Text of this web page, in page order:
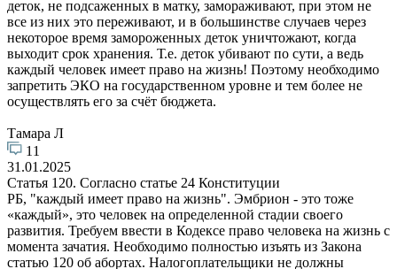
деток, не подсаженных в матку, замораживают, при этом не
все из них это переживают, и в большинстве случаев через
некоторое время замороженных деток уничтожают, когда
выходит срок хранения. Т.е. деток убивают по сути, а ведь
каждый человек имеет право на жизнь! Поэтому необходимо
запретить ЭКО на государственном уровне и тем более не
осуществлять его за счёт бюджета.
Тамара Л
11
31.01.2025
Статья 120. Согласно статье 24 Конституции
РБ, "каждый имеет право на жизнь". Эмбрион - это тоже
«каждый», это человек на определенной стадии своего
развития. Требуем ввести в Кодексе право человека на жизнь с
момента зачатия. Необходимо полностью изъять из Закона
статью 120 об абортах. Налогоплательщики не должны